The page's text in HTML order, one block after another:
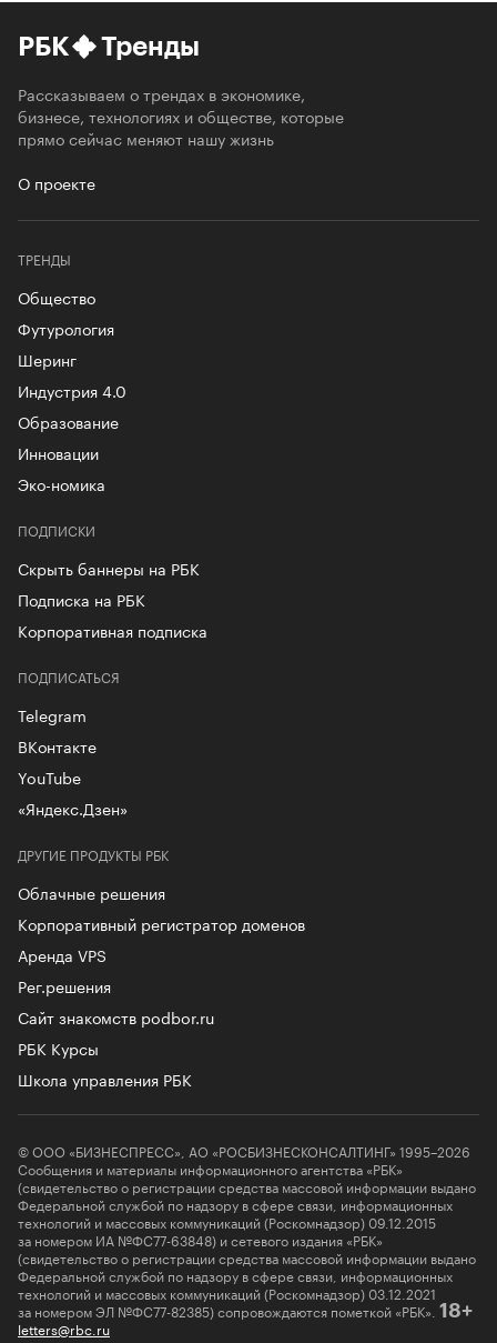
РБК Тренды
Рассказываем о трендах в экономике,
бизнесе, технологиях и обществе, которые
прямо сейчас меняют нашу жизнь
О проекте
ТРЕНДЫ
Общество
Футурология
Шеринг
Индустрия 4.0
Образование
Инновации
Эко-номика
ПОДПИСКИ
Скрыть баннеры на РБК
Подписка на РБК
Корпоративная подписка
ДРУГИЕ ПРОДУКТЫ РБК
Облачные решения
Корпоративный регистратор доменов
Аренда VPS
Рег.решения
Сайт знакомств podbor.ru
РБК Курсы
Школа управления РБК
ПОДПИСАТЬСЯ
Telegram
ВКонтакте
YouTube
«Яндекс.Дзен»
© ООО «БИЗНЕСПРЕСС», АО «РОСБИЗНЕСКОНСАЛТИНГ» 1995–2026
Сообщения и материалы информационного агентства «РБК»
(свидетельство о регистрации средства массовой информации выдано
Федеральной службой по надзору в сфере связи, информационных
технологий и массовых коммуникаций (Роскомнадзор) 09.12.2015
за номером ИА №ФС77-63848) и сетевого издания «РБК»
(свидетельство о регистрации средства массовой информации выдано
Федеральной службой по надзору в сфере связи, информационных
технологий и массовых коммуникаций (Роскомнадзор) 03.12.2021
за номером ЭЛ №ФС77-82385) сопровождаются пометкой «РБК». 18+
letters@rbc.ru